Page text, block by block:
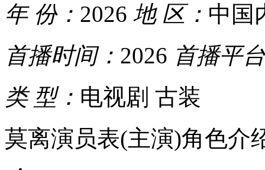
年 份： 2026 地 区： 中国
首播时间： 2026 首播平
类 型： 电视剧 古装
莫离演员表(主演)角色介